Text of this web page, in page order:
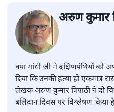
अरुण कुमार
क्या गांधी जी ने दक्षिणपंथियों को
दिया कि उनकी हत्या ही एकमात्र
लेखक अरुण कुमार त्रिपाठी ने दो
बलिदान दिवस पर विश्लेषण किया